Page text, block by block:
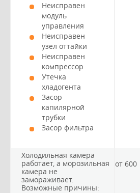
Неисправен
модуль
управления
Неисправен
узел оттайки
Неисправен
компрессор
Утечка
хладогента
Засор
капилярной
трубки
Засор фильтра
Холодильная камера
работает, а морозильная
камера не
замораживает.
Возможные причины:
от 600